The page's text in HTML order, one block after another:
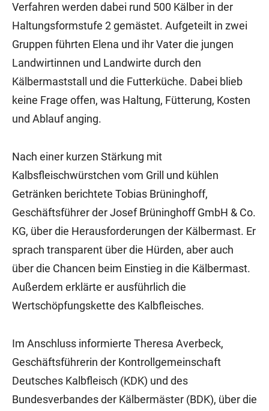
Verfahren werden dabei rund 500 Kälber in der
Haltungsformstufe 2 gemästet. Aufgeteilt in zwei
Gruppen führten Elena und ihr Vater die jungen
Landwirtinnen und Landwirte durch den
Kälbermaststall und die Futterküche. Dabei blieb
keine Frage offen, was Haltung, Fütterung, Kosten
und Ablauf anging.
Nach einer kurzen Stärkung mit
Kalbsfleischwürstchen vom Grill und kühlen
Getränken berichtete Tobias Brüninghoff,
Geschäftsführer der Josef Brüninghoff GmbH & Co.
KG, über die Herausforderungen der Kälbermast. Er
sprach transparent über die Hürden, aber auch
über die Chancen beim Einstieg in die Kälbermast.
Außerdem erklärte er ausführlich die
Wertschöpfungskette des Kalbfleisches.
Im Anschluss informierte Theresa Averbeck,
Geschäftsführerin der Kontrollgemeinschaft
Deutsches Kalbfleisch (KDK) und des
Bundesverbandes der Kälbermäster (BDK), über die